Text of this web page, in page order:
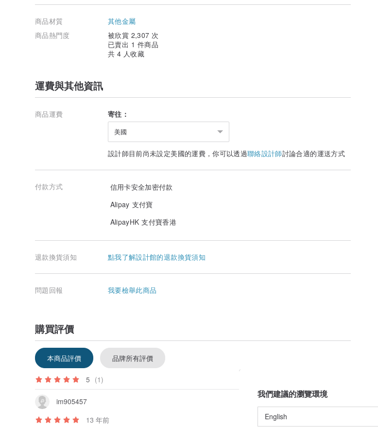
商品材質
其他金屬
商品熱門度
被欣賞 2,307 次
已賣出 1 件商品
共 4 人收藏
運費與其他資訊
商品運費 寄往：
美國
設計師目前尚未設定美國的運費，你可以透過聯絡設計師討論合適的運送方式
付款方式
信用卡安全加密付款
Alipay 支付寶
AlipayHK 支付寶香港
退款換貨須知 點我了解設計館的退款換貨須知
問題回報 我要檢舉此商品
購買評價
本商品評價 品牌所有評價
5 (1)
im905457
13 年前
我們建議的瀏覽環境